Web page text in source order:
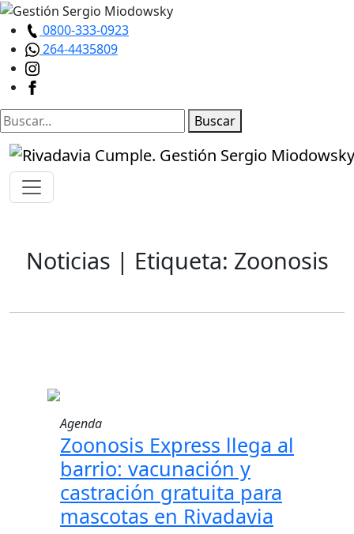
0800-333-0923
264-4435809
Buscar
Noticias | Etiqueta: Zoonosis
Agenda
Zoonosis Express llega al
barrio: vacunación y
castración gratuita para
mascotas en Rivadavia